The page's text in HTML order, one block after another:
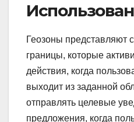
Геозоны представляют
границы, которые
действия, когда
выходит из заданной
отправлять целевые
предложения, когда